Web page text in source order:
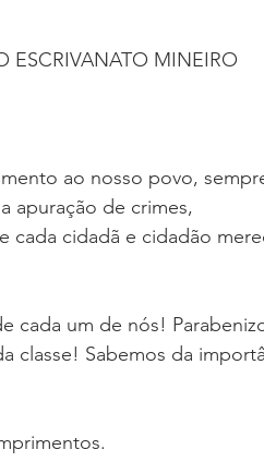
ESCRIVANATO MINEIRO
ao nosso povo,
apuração de crimes,
cada cidadã e cidadão
cada um de nós!
classe! Sabemos da